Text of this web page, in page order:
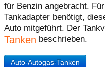
für Benzin angebracht.
Tankadapter benötigt,
Auto mitgeführt. Der
Tanken beschrieben.
Auto-Autogas-Tanken